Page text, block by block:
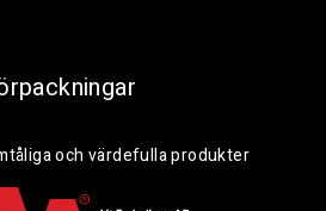
och värdefulla produkter